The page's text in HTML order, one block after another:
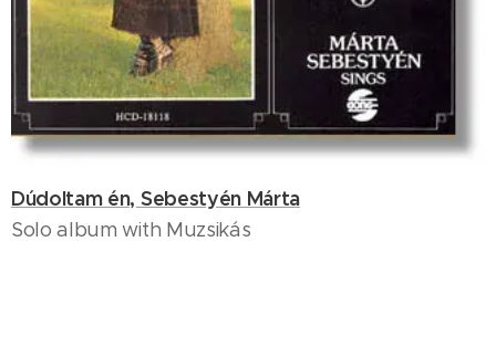
Dúdoltam én, Sebestyén Márta
Solo album with Muzsikás